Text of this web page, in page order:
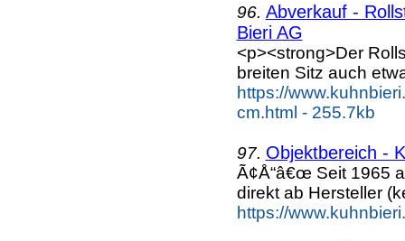
96. Abverkauf -
Bieri AG
<p><strong>Der
breiten Sitz auch
https://
cm.html - 255.7kb
97. Objektbereich -
Ã¢Å“â€œ Seit 1965
direkt ab Hersteller
https://